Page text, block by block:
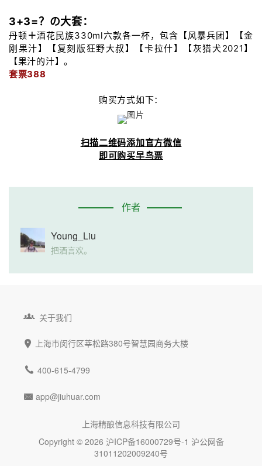
3+3=？の大套：
丹顿＋酒花民族330ml六款各一杯，包含【风暴兵团】【金
刚果汁】【复刻版狂野大叔】【卡拉什】【灰猎犬2021】
【果汁的汁】。
套票388
购买方式如下：
扫描二维码添加官方微信
即可购买早鸟票
作者
Young_Liu
把酒言欢。
 关于我们
 上海市闵行区莘松路380号智慧园商务大楼
 400-615-4799
 app@jiuhuar.com
上海精酿信息科技有限公司
Copyright © 2026 沪ICP备16000729号-1 沪公网备
31011202009240号